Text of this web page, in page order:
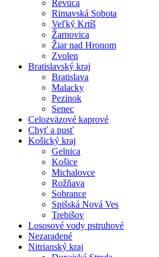
Revúca
Rimavská Sobota
Veľký Krtíš
Žarnovica
Žiar nad Hronom
Zvolen
Bratislavský kraj
Bratislava
Malacky
Pezinok
Senec
Celozväzové kaprové
Chyť a pusť
Košický kraj
Gelnica
Košice
Michalovce
Rožňava
Sobrance
Spišská Nová Ves
Trebišov
Lososové vody pstruhové
Nezaradené
Nitrianský kraj